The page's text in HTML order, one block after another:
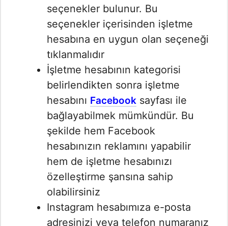
seçenekler bulunur. Bu
seçenekler içerisinden işletme
hesabına en uygun olan seçeneği
tıklanmalıdır
İşletme hesabının kategorisi
belirlendikten sonra işletme
hesabını Facebook sayfası ile
bağlayabilmek mümkündür. Bu
şekilde hem Facebook
hesabınızın reklamını yapabilir
hem de işletme hesabınızı
özelleştirme şansına sahip
olabilirsiniz
Instagram hesabımıza e-posta
adresinizi veya telefon numaranız